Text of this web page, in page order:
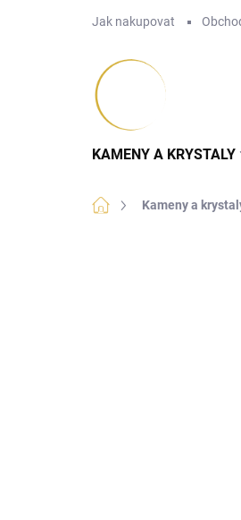
Jak nakupovat
KAMENY A KRYSTALY
Domů Kameny a